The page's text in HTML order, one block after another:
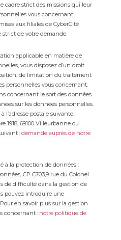
cadre strict des missions qui leur
vous concernant
aux filiales de CyberCité
de votre demande.
applicable en matière de
vous disposez d’un droit
de limitation du traitement
personnelles vous concernant.
concernant le sort des données
sur les données personnelles.
l’adresse postale suivante :
1918, 69100 Villeurbanne ou
: demande auprès de notre
à la protection de données :
CP C703,9 rue du Colonel
de difficulté dans la gestion de
pouvez introduire une
en savoir plus sur la gestion
concernant : notre politique de